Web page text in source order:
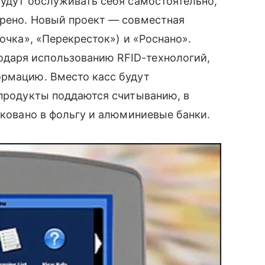
Новый проект — совместная
«Перекресток») и «Роснано».
использованию RFID-технологий,
Вместо касс будут
поддаются считыванию, в
в фольгу и алюминиевые банки.